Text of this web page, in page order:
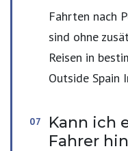
Fahrten nach
sind ohne
Reisen in
Outside Spain
Kann ich
Fahrer